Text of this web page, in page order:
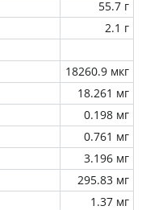
55.7 г
2.1 г
18260.9 мкг
18.261 мг
0.198 мг
0.761 мг
3.196 мг
295.83 мг
1.37 мг